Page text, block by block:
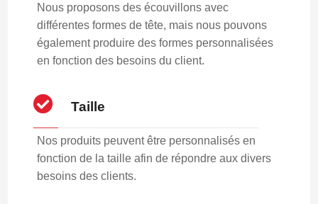
Nous proposons des écouvillons avec
différentes formes de tête, mais nous pouvons
également produire des formes personnalisées
en fonction des besoins du client.
Taille
Nos produits peuvent être personnalisés en
fonction de la taille afin de répondre aux divers
besoins des clients.